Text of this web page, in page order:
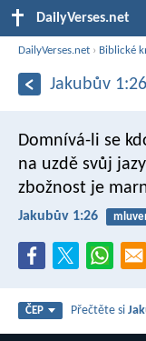
DailyVerses.net
DailyVerses.net › Biblické
Jakubův 1:26
Domnívá-li se
na uzdě svůj
zbožnost je
Jakubův 1:26
ČEP Přečtěte si